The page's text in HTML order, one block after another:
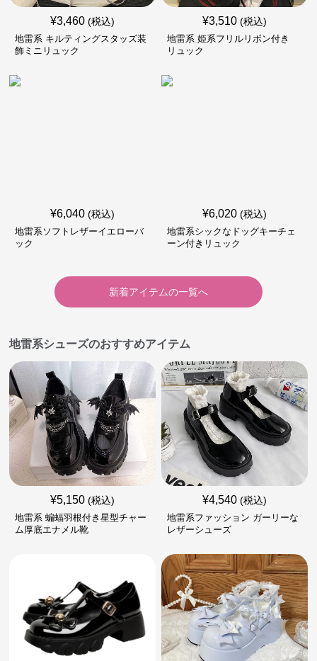
¥3,460 (税込)
地雷系 キルティングスタッズ装
飾ミニリュック
¥3,510 (税込)
地雷系 姫系フリルリボン付き
リュック
¥6,040 (税込)
地雷系ソフトレザーイエローバ
ック
¥6,020 (税込)
地雷系シックなドッグキーチェ
ーン付きリュック
新着アイテムの一覧へ
地雷系シューズのおすすめアイテム
¥5,150 (税込)
地雷系 蝙蝠羽根付き星型チャー
ム厚底エナメル靴
¥4,540 (税込)
地雷系ファッション ガーリーな
レザーシューズ